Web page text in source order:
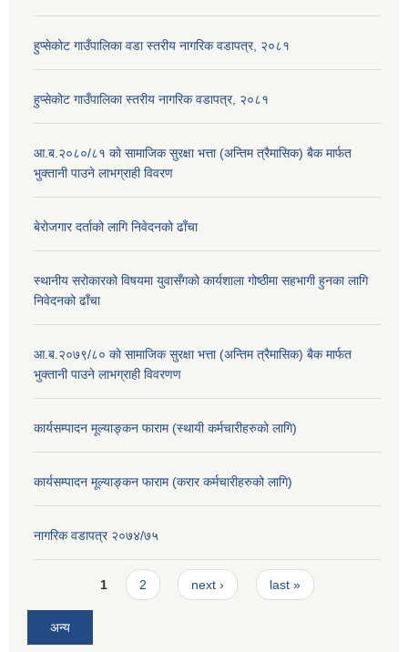
हुप्सेकोट गाउँपालिका वडा स्तरीय नागरिक वडापत्र, २०८१
हुप्सेकोट गाउँपालिका स्तरीय नागरिक वडापत्र, २०८१
आ.ब.२०८०/८१ काे सामाजिक सुरक्षा भत्ता (अन्तिम त्रैमासिक) बैक मार्फत
भुक्तानी पाउने लाभग्राही विवरण
बेरोजगार दर्ताको लागि निवेदनको ढाँचा
स्थानीय सरोकारको विषयमा युवासँगको कार्यशाला गोष्ठीमा सहभागी हुनका लागि
निवेदनको ढाँचा
आ.ब.२०७९/८० काे सामाजिक सुरक्षा भत्ता (अन्तिम त्रैमासिक) बैक मार्फत
भुक्तानी पाउने लाभग्राही विवरणण
कार्यसम्पादन मूल्याङ्कन फाराम (स्थायी कर्मचारीहरुको लागि)
कार्यसम्पादन मूल्याङ्कन फाराम (करार कर्मचारीहरुको लागि)
नागरिक वडापत्र २०७४/७५
Pages1 2 next › last »
अन्य